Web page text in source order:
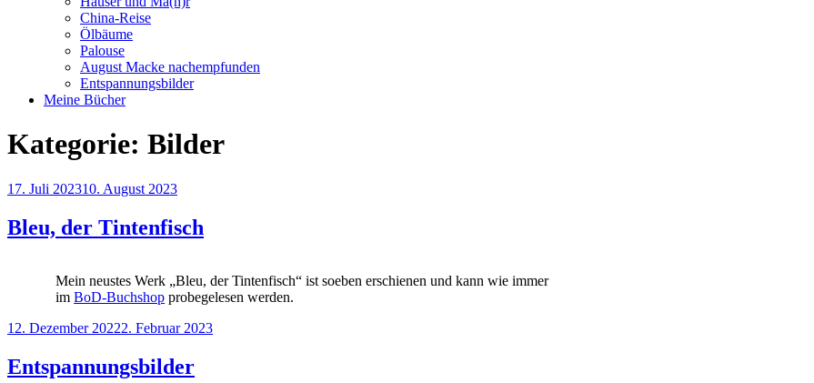
China-Reise
Ölbäume
Palouse
August Macke nachempfunden
Entspannungsbilder
Meine Bücher
Kategorie: Bilder
Veröffentlicht
17. Juli 202310. August 2023
Bleu, der Tintenfisch
Mein neustes Werk „Bleu, der Tintenfisch“ ist soeben erschienen und kann wie immer
imBoD-Buchshop probegelesen werden.
Veröffentlicht
12. Dezember 20222. Februar 2023
Entspannungsbilder